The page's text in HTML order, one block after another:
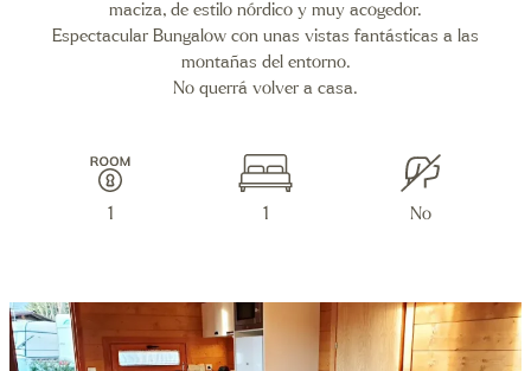
maciza, de estilo nórdico y muy acogedor.
Espectacular Bungalow con unas vistas fantásticas a las
montañas del entorno.
No querrá volver a casa.
1 1 No